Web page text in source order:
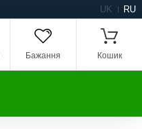
UK RU
Бажання Кошик